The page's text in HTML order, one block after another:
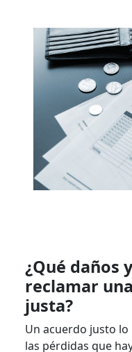
¿Qué daños
reclamar
justa?
Un acuerdo justo
las pérdidas que